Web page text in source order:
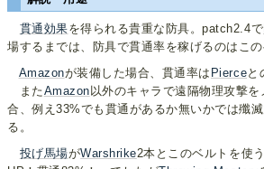
貫通効果を得られる貴重な防具。patch2.4で
場するまでは、防具で貫通率を稼げるのはこ
Amazonが装備した場合、貫通率は Pierceと
またAmazon 以外のキャラで遠隔物理攻撃
合、例え33%でも貫通があるか無いかでは殲
る。
投げ馬場がWarshrike2本とこのベルトを使